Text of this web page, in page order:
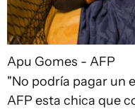
Apu Gomes - AFP
"No podría pagar un
AFP esta chica que